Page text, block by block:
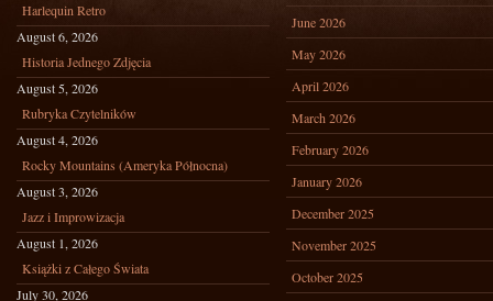
Harlequin Retro
August 6, 2026
Historia Jednego Zdjęcia
August 5, 2026
Rubryka Czytelników
August 4, 2026
Rocky Mountains (Ameryka Północna)
August 3, 2026
Jazz i Improwizacja
August 1, 2026
Książki z Całego Świata
July 30, 2026
June 2026
May 2026
April 2026
March 2026
February 2026
January 2026
December 2025
November 2025
October 2025